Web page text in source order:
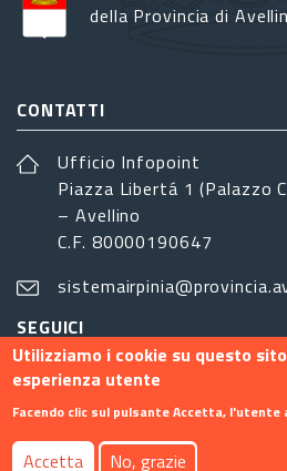
della Provincia di
CONTATTI
Ufficio Infopoint
Piazza Libertá 1 (Palazzo
– Avellino
C.F. 80000190647
SEGUICI
Footer menu
Utilizziamo i cookie su questo
esperienza utente
Facendo clic sul pulsante Accetta,
Accetta No, grazie